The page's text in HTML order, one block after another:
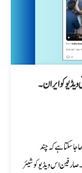
کو ایران۔
سکتا ہے کہ چند
صارفین اس ویڈیو کو شیئر